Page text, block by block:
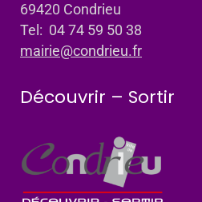
69420 Condrieu
Tel: 04 74 59 50 38
mairie@condrieu.fr
Découvrir – Sortir